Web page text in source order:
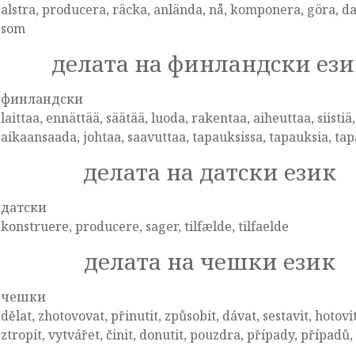
alstra, producera, räcka, anlända, nå, komponera, göra,
som
делата на финландски
финландски
laittaa, ennättää, säätää, luoda, rakentaa, aiheuttaa,
aikaansaada, johtaa, saavuttaa, tapauksissa, tapauksia,
делата на датски език
датски
konstruere, producere, sager, tilfælde, tilfaelde
делата на чешки език
чешки
dělat, zhotovovat, přinutit, způsobit, dávat, sestavit,
ztropit, vytvářet, činit, donutit, pouzdra, případy,